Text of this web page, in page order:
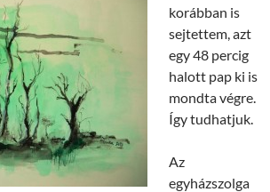
korábban is
sejtettem, azt
egy 48 percig
halott pap ki is
mondta végre.
Így tudhatjuk.
Az
egyházszolga